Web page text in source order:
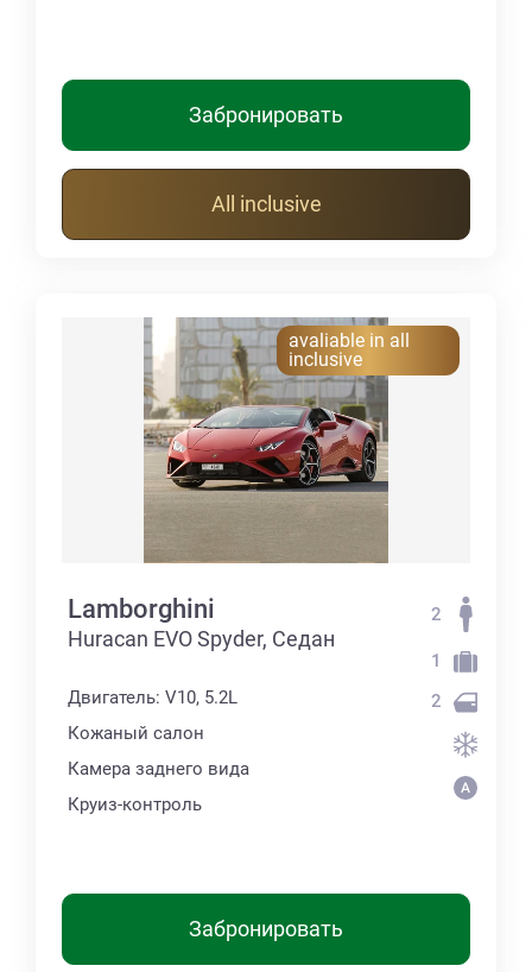
Забронировать
All inclusive
avaliable in all
inclusive
Lamborghini
Huracan EVO Spyder, Седан
Двигатель: V10, 5.2L
Кожаный салон
Камера заднего вида
Круиз-контроль
2
1
2
Забронировать